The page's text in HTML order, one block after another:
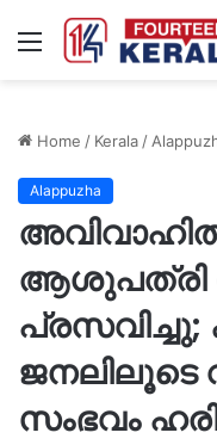
Menu
Home / Kerala/
Alappuzha
ആശുപത്രി
ജനലിലൂടെ
സംഭവം